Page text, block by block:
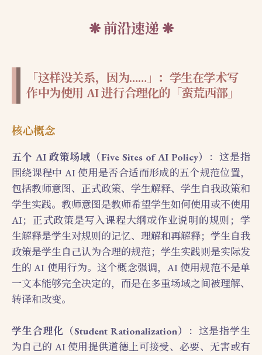
前沿速递
「这样没关系，因为……」：学生在学术写
作中为使用 AI 进行合理化的「蛮荒西部」
核心概念
五个 AI 政策场域（Five Sites of AI Policy）
：这是指
围绕课程中 AI 使用是否合适而形成的五个规范位置，
包括教师意图、正式政策、学生解释、学生自我政策和
学生实践。教师意图是教师希望学生如何使用或不使用
AI；正式政策是写入课程大纲或作业说明的规则；学
生解释是学生对规则的记忆、理解和再解释；学生自我
政策是学生自己认为合理的规范；学生实践则是实际发
生的 AI 使用行为。这个概念强调，AI 使用规范不是单
一文本能够完全决定的，而是在多重场域之间被理解、
转译和改变。
学生合理化（Student Rationalization）
：这是指学生
为自己的 AI 使用提供道德上可接受、必要、无害或有